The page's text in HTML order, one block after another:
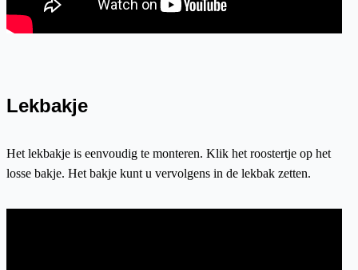
Lekbakje
Het lekbakje is eenvoudig te monteren. Klik het roostertje op het
losse bakje. Het bakje kunt u vervolgens in de lekbak zetten.